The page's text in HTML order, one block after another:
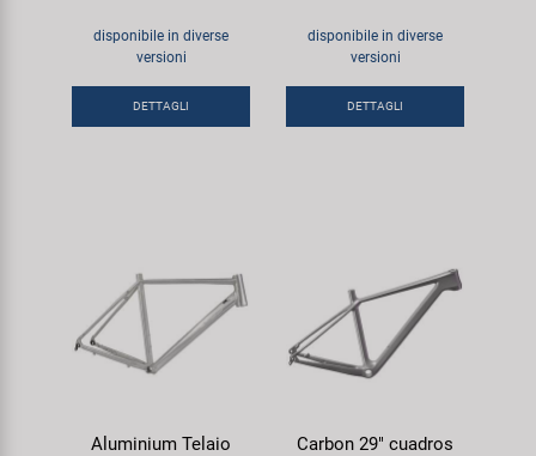
disponibile in diverse
versioni
DETTAGLI
disponibile in diverse
versioni
DETTAGLI
Aluminium Telaio
Carbon 29" cuadros